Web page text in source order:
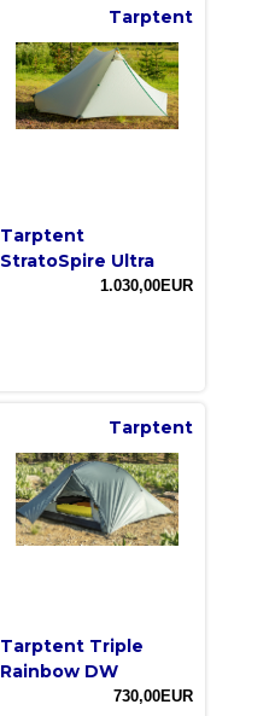
Tarptent
Tarptent
StratoSpire Ultra
1.030,00EUR
Tarptent
Tarptent Triple
Rainbow DW
730,00EUR